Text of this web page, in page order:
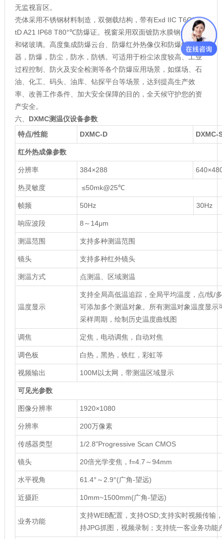
无监视盲区。
壳体采用不锈钢材料制造，双侧载结构，带有Exd IIC T6Gb/Ex
tD A21 IP68 T80°℃防爆证。视窗采用双面镀防水膜钢化玻璃
和锗玻璃。高度集成防爆云台、防爆红外热像仪和防爆解码
器，防爆，防尘，防水，防锈。可适用于粉尘浓度较高、工业
过程控制、防火及安全检测等各个防爆应用场景，如煤场、石
油、化工、码头、油库、钻探平台等场景，达到提高生产效
率、改善工作条件、加大安全保障的目的，全天候守护您的资
产安全。
六、 DXMC测温仪设备参数
特点/性能
DXMC-D DXMC-
红外热成像参数
分辨率 384×288
热灵敏度 ≤50mk@25℃
帧频 50Hz 30Hz
响应波段 8～14μm
测温范围 支持多种测温范围
镜头 支持多种红外镜头
测温方式 点测温、区域测温
温度显示
支持全局高低温追踪，全局平均温度，点/线/
可添加多个测温对象。所有测温对象温度显示
采样周期，绘制历史温度曲线图
调焦 定焦，电动调焦，自动对焦
调色板 白热，黑热，铁红，彩虹等
视频输出 100M以太网，带测温区域显示
可见光参数
图像分辨率 1920×1080
分辨率 200万像素
传感器类型 1/2.8"Progressive Scan CMOS
镜头 20倍光学变焦，f=4.7～94mm
水平视角 61.4°～2.9°(广角-望远)
近摄距 10mm~1500mm(广角-望远)
业务功能
支持WEB配置，支持OSD;支持实时视频传输
持JPG抓图，视频录制；支持统一客业务功能